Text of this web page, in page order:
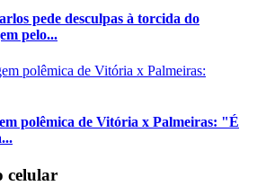
pede desculpas à torcida do
pelo...
polêmica de Vitória x Palmeiras: "É
celular